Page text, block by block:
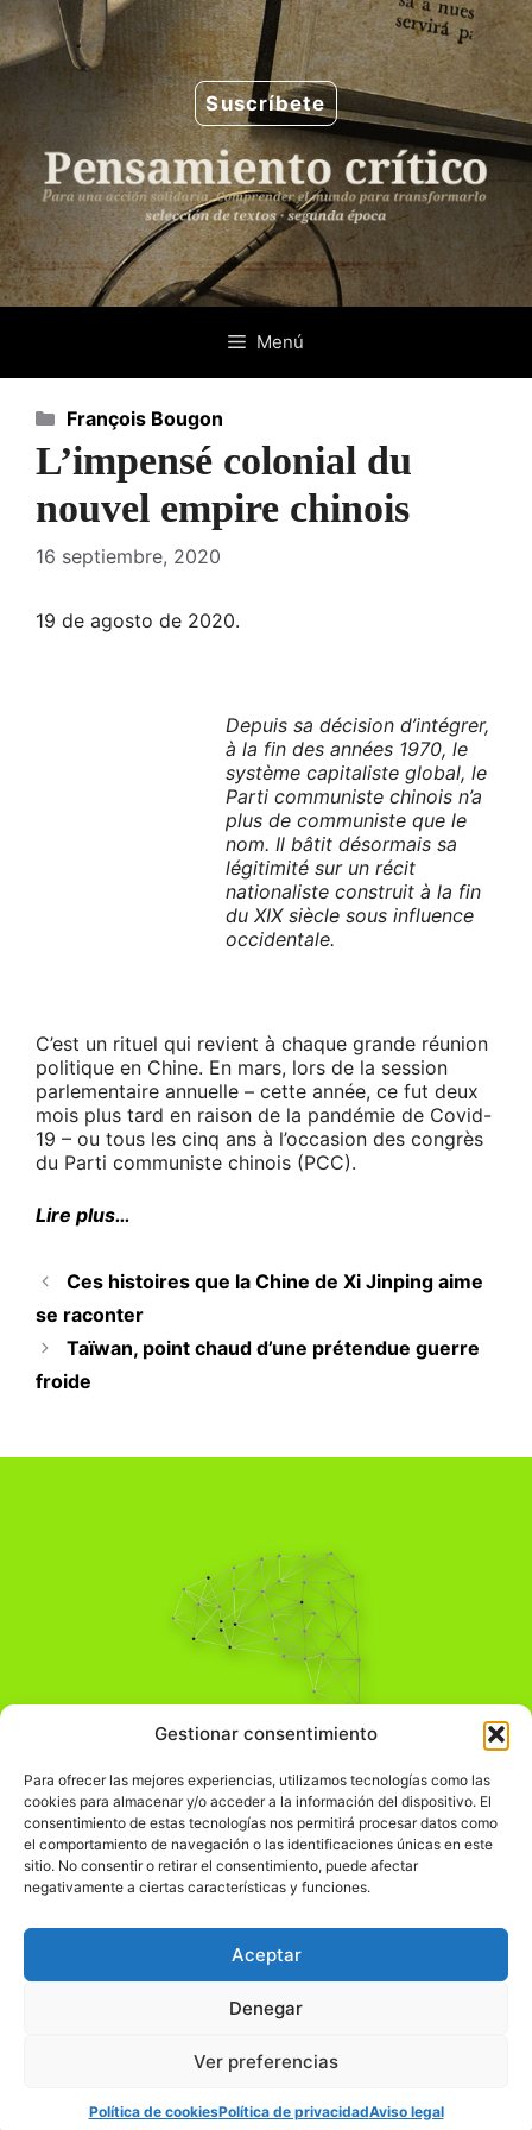
Gestionar consentimiento
Para ofrecer las mejores experiencias, utilizamos tecnologías como las
cookies para almacenar y/o acceder a la información del dispositivo. El
consentimiento de estas tecnologías nos permitirá procesar datos como
el comportamiento de navegación o las identificaciones únicas en este
sitio. No consentir o retirar el consentimiento, puede afectar
negativamente a ciertas características y funciones.
Aceptar
Denegar
Ver preferencias
Política de cookiesPolítica de privacidadAviso legal
Saltar
al
contenido
Suscríbete
Menú
L’impensé colonial du
nouvel empire chinois
16 septiembre, 2020
19 de agosto de 2020.
Depuis sa décision d’intégrer,
à la fin des années 1970, le
système capitaliste global, le
Parti communiste chinois n’a
plus de communiste que le
nom. Il bâtit désormais sa
légitimité sur un récit
nationaliste construit à la fin
du XIX siècle sous influence
occidentale.
C’est un rituel qui revient à chaque grande réunion
politique en Chine. En mars, lors de la session
parlementaire annuelle – cette année, ce fut deux
mois plus tard en raison de la pandémie de Covid-
19 – ou tous les cinq ans à l’occasion des congrès
du Parti communiste chinois (PCC).
Lire plus…
Categorías
François Bougon
Ces histoires que la Chine de Xi Jinping aime
se raconter
Taïwan, point chaud d’une prétendue guerre
froide
Pensamiento Crítico
Comprender el mundo para transformarlo.
Información Legal
჻Política de privacidad
Política de cookies
© pensamientocritico.org 2026